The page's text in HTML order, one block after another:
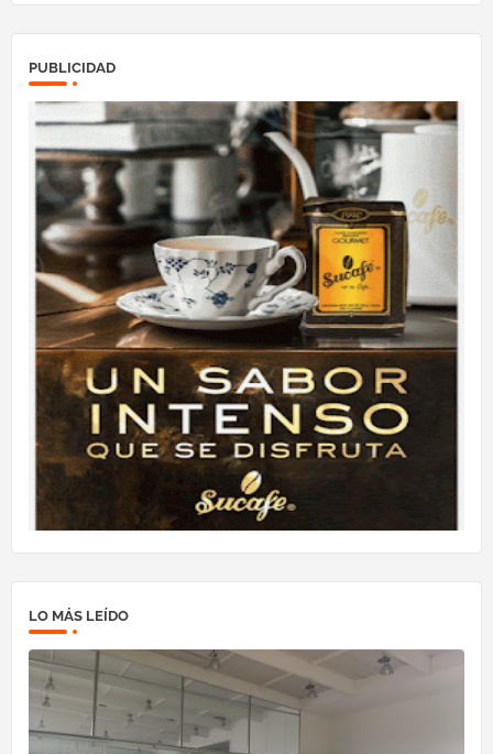
PUBLICIDAD
LO MÁS LEÍDO